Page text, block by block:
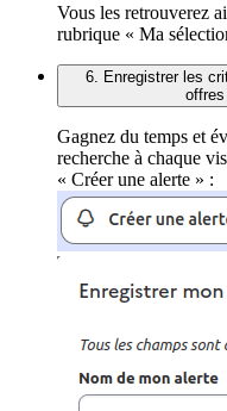
Vous les retrouverez
rubrique « Ma
6. Enregistrer les
offres
Gagnez du temps et
recherche à chaque
« Créer une alerte » :